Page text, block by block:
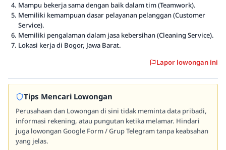
Mampu bekerja sama dengan baik dalam tim (Teamwork).
Memiliki kemampuan dasar pelayanan pelanggan (Customer
Service).
Memiliki pengalaman dalam jasa kebersihan (Cleaning Service).
Lokasi kerja di Bogor, Jawa Barat.
Lapor lowongan ini
Tips Mencari Lowongan
Perusahaan dan Lowongan di sini tidak meminta data pribadi,
informasi rekening, atau pungutan ketika melamar. Hindari
juga lowongan Google Form / Grup Telegram tanpa keabsahan
yang jelas.